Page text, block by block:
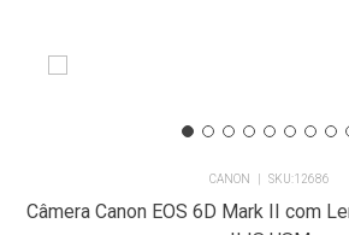
CANON 12686
Câmera Canon EOS 6D Mark II com